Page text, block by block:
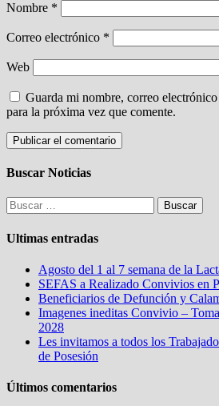
Nombre *
Correo electrónico *
Web
Guarda mi nombre, correo
para la próxima vez que comente.
Buscar Noticias
Buscar:
Ultimas entradas
Agosto del 1 al 7 semana de la
SEFAS a Realizado Convivios en
Beneficiarios de Defunción y
Imagenes ineditas Convivio –
2028
Les invitamos a todos los
de Posesión
Últimos comentarios